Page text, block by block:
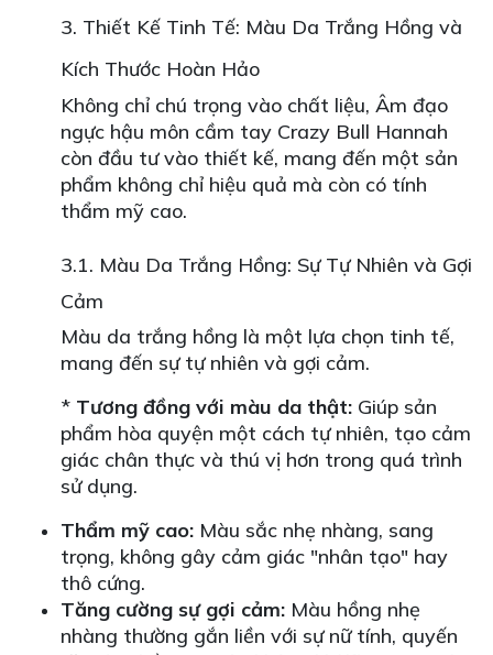
3. Thiết Kế Tinh Tế: Màu Da Trắng Hồng và
Kích Thước Hoàn Hảo
Không chỉ chú trọng vào chất liệu, Âm đạo
ngực hậu môn cầm tay Crazy Bull Hannah
còn đầu tư vào thiết kế, mang đến một sản
phẩm không chỉ hiệu quả mà còn có tính
thẩm mỹ cao.
3.1. Màu Da Trắng Hồng: Sự Tự Nhiên và Gợi
Cảm
Màu da trắng hồng là một lựa chọn tinh tế,
mang đến sự tự nhiên và gợi cảm.
* Tương đồng với màu da thật: Giúp sản
phẩm hòa quyện một cách tự nhiên, tạo cảm
giác chân thực và thú vị hơn trong quá trình
sử dụng.
Thẩm mỹ cao: Màu sắc nhẹ nhàng, sang
trọng, không gây cảm giác "nhân tạo" hay
thô cứng.
Tăng cường sự gợi cảm: Màu hồng nhẹ
nhàng thường gắn liền với sự nữ tính, quyến